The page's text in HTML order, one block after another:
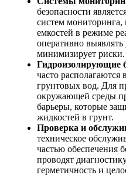
безопасности
систем мониторинга,
емкостей в режиме
оперативно
минимизирует риски.
Гидроизолирующие
часто располагаются
грунтовых вод. Для
окружающей среды
барьеры, которые
жидкостей в грунт.
Проверка и
техническое
частью обеспечения
проводят
герметичность и